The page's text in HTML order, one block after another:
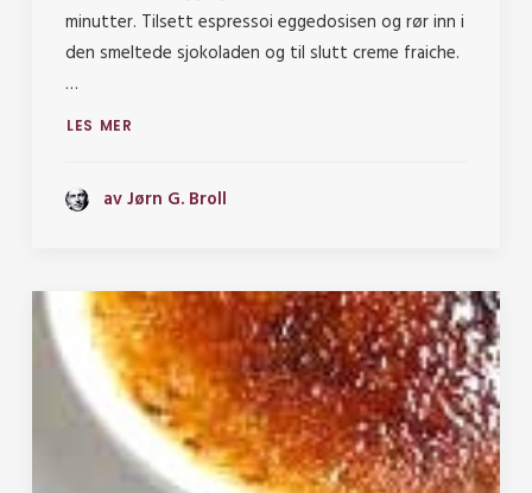
minutter. Tilsett espressoi eggedosisen og rør inn i
den smeltede sjokoladen og til slutt creme fraiche.
…
LES MER
av Jørn G. Broll